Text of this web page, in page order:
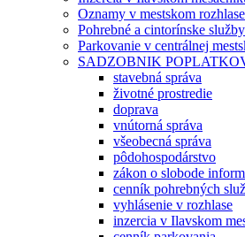
Oznamy v mestskom rozhlase
Pohrebné a cintorínske služby
Parkovanie v centrálnej
SADZOBNIK
stavebná správa
životné prostredie
doprava
vnútorná správa
všeobecná správa
pôdohospodárstvo
zákon o slobode
cenník pohrebných
vyhlásenie v rozhlase
inzercia v Ilavskom